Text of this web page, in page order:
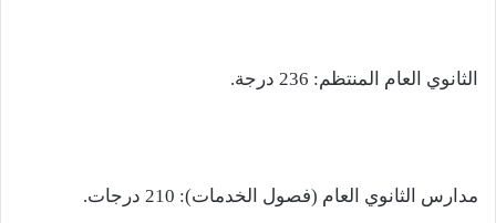
الثانوي العام المنتظم: 236 درجة.
مدارس الثانوي العام (فصول الخدمات): 210 درجات.